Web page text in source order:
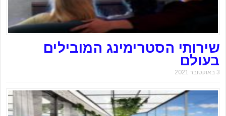
שירותי הסטרימינג המובילים
בעולם
3 באוקטובר 2021